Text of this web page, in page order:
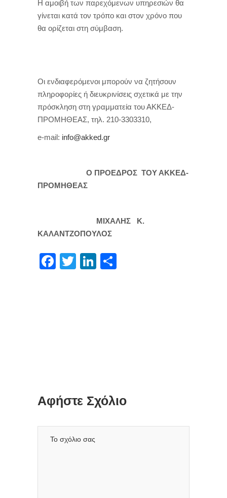
Η αμοιβή των παρεχόμενων υπηρεσιών θα
γίνεται κατά τον τρόπο και στον χρόνο που
θα ορίζεται στη σύμβαση.
Οι ενδιαφερόμενοι μπορούν να ζητήσουν
πληροφορίες ή διευκρινίσεις σχετικά με την
πρόσκληση στη γραμματεία του ΑΚΚΕΔ-
ΠΡΟΜΗΘΕΑΣ, τηλ. 210-3303310,
e-mail: info@akked.gr
Ο ΠΡΟΕΔΡΟΣ ΤΟΥ ΑΚΚΕΔ-
ΠΡΟΜΗΘΕΑΣ
ΜΙΧΑΛΗΣ Κ.
ΚΑΛΑΝΤΖΟΠΟΥΛΟΣ
Facebook
TwitterLinkedIn
Αφήστε Σχόλιο